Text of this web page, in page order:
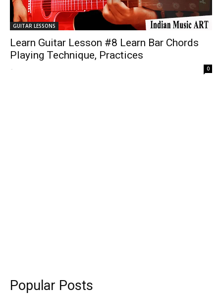
GUITAR LESSONS
Learn Guitar Lesson #8 Learn Bar Chords
Playing Technique, Practices
- 0
Popular Posts